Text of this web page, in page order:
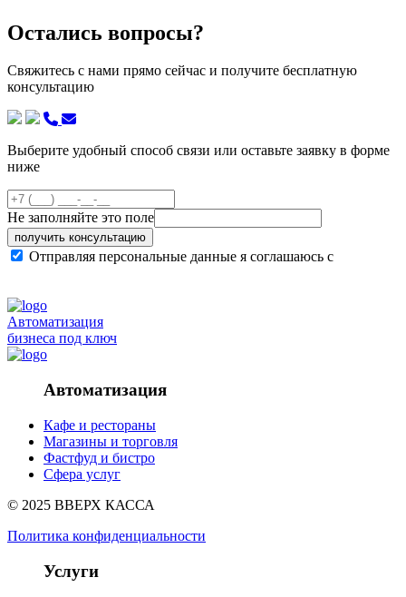
Остались вопросы?
Свяжитесь с нами прямо сейчас и получите бесплатную
консультацию
Выберите удобный способ связи или оставьте заявку в форме
ниже
Не заполняйте это поле
получить консультацию
Отправляя персональные данные я соглашаюсь с
Автоматизация
бизнеса под ключ
Автоматизация
Кафе и рестораны
Магазины и торговля
Фастфуд и бистро
Сфера услуг
© 2025 ВВЕРХ КАССА
Политика конфиденциальности
Услуги